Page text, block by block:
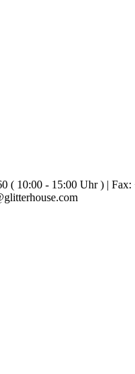
( 10:00 - 15:00 Uhr ) | Fax: